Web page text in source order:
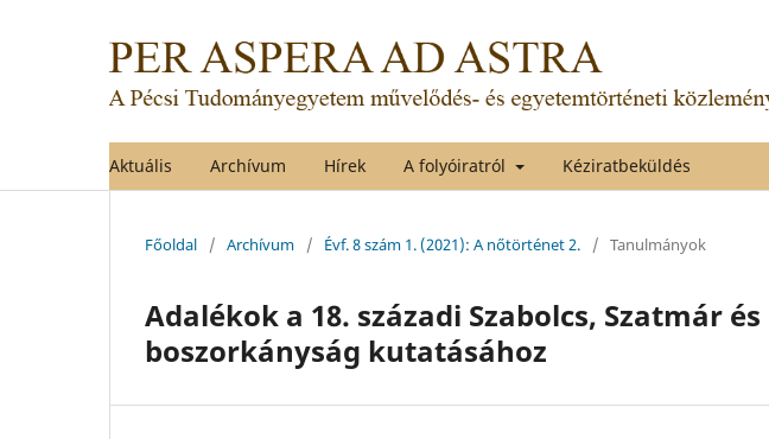
Aktuális Archívum Hírek A folyóiratról Kéziratbeküldés
Főoldal / Archívum / Évf. 8 szám 1. (2021): A nőtörténet 2. / Tanulmányok
Adalékok a 18. századi Szabolcs, Szatmár
boszorkányság kutatásához